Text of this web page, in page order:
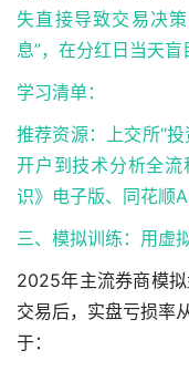
失直接导致交易决
息”，在分红日当天盲
学习清单：
推荐资源：上交所“
开户到技术分析全
识》电子版、同花顺
三、模拟训练：用虚
2025年主流券商模
交易后，实盘亏损率
于：